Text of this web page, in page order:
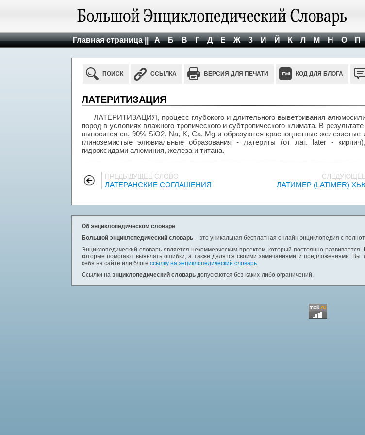
Главная страница || А Б В Г Д Е Ж З И Й К Л М Н О П
ПОИСК ССЫЛКА ВЕРСИЯ ДЛЯ ПЕЧАТИ КОД ДЛЯ БЛОГА
ЛАТЕРИТИЗАЦИЯ
ЛАТЕРИТИЗАЦИЯ, процесс глубокого и длительного выветривания
пород в условиях влажного тропического и субтропического климата. В
выносится св. 90% SiO2, Na, K, Ca, Mg и образуются красноцветные железистые
глиноземистые элювиальные образования - латериты (от лат. later -
гидроксидами алюминия, железа и титана.
ПРЕДЫДУЩЕЕ СЛОВО
ЛАТЕРАНСКИЕ СОГЛАШЕНИЯ
ЛАТИМЕР (LATIMER)
Об энциклопедическом словаре
Большой энциклопедический словарь – это уникальная бесплатная онлайн энциклопедия с
Энциклопедический словарь является некоммерческим проектом, который постоянно
которые помогают выявлять ошибки, а также делятся своими замечаниями и предложениями. Вы
себя на сайте или блоге ссылку на энциклопедический словарь.
Ссылки на энциклопедический словарь допускаются без каких-либо ограничений.